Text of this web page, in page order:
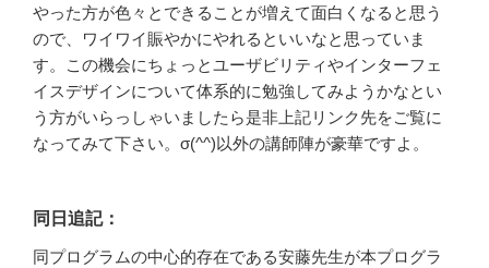
やった方が色々とできることが増えて面白くなると思う
ので、ワイワイ賑やかにやれるといいなと思っていま
す。この機会にちょっとユーザビリティやインターフェ
イスデザインについて体系的に勉強してみようかなとい
う方がいらっしゃいましたら是非上記リンク先をご覧に
なってみて下さい。σ(^^)以外の講師陣が豪華ですよ。
同日追記：
同プログラムの中心的存在である安藤先生が本プログラ